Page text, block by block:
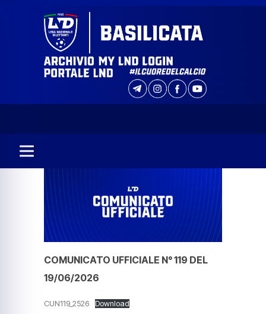
COMUNICATO UFFICIALE N° 119 DEL
19/06/2026
CUN119_2526
Download